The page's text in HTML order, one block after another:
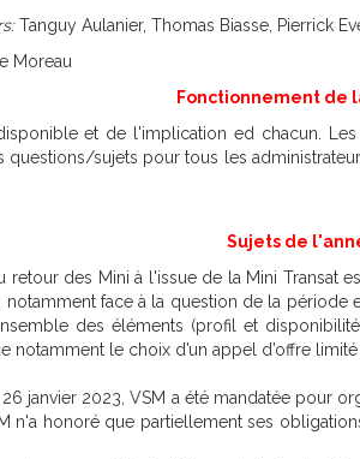
Tanguy Aulanier, Thomas Biasse, Pierrick
Moreau
Fonctionnement de
et de l'implication ed chacun.
questions/sujets pour tous les
Sujets de
retour des Mini à l'issue de la Mini Transat
face à la question de la
des éléments (profil et
le choix d’un appel d’offre limité
26 janvier 2023, VSM a été mandatée pour
n'a honoré que partiellement ses